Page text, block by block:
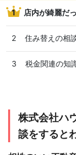
1 店内が綺麗だ
2 住み替えの相
3 税金関連の知
株式会社ハ
談をすると